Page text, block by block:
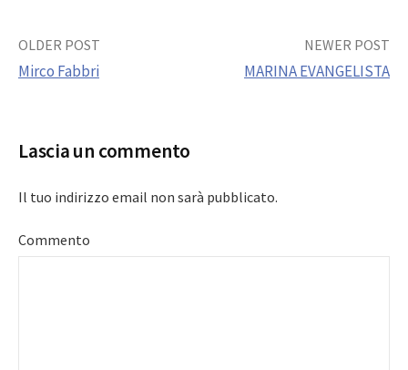
Post
OLDER POST
Mirco Fabbri
NEWER POST
MARINA EVANGELISTA
Lascia un commento
Il tuo indirizzo email non sarà pubblicato.
Commento